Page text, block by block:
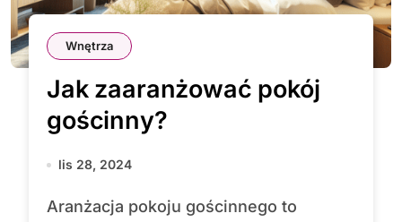
Wnętrza
Jak zaaranżować pokój
gościnny?
lis 28, 2024
Aranżacja pokoju gościnnego to